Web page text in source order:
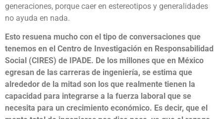
generaciones, porque caer en estereotipos y generalidades
no ayuda en nada.
Esto resuena mucho con el tipo de conversaciones que
tenemos en el Centro de Investigación en Responsabilidad
Social (CIRES) de IPADE. De los millones que en México
egresan de las carreras de ingeniería, se estima que
alrededor de la mitad son los que realmente tienen la
capacidad para integrarse a la fuerza laboral que se
necesita para un crecimiento económico. Es decir, que el